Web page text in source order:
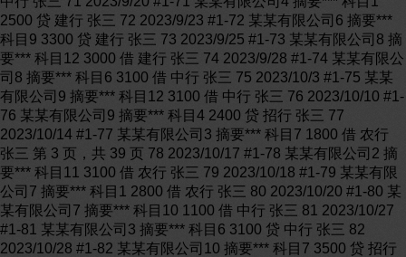
2500 贷 建行 张三 72 2023/9/23 #1-72 某某有限公司6 摘要***
科目9 3300 贷 建行 张三 73 2023/9/25 #1-73 某某有限公司8 摘
要*** 科目12 3000 借 建行 张三 74 2023/9/28 #1-74 某某有限公
司8 摘要*** 科目6 3100 借 中行 张三 75 2023/10/3 #1-75 某某
有限公司9 摘要*** 科目12 3100 借 中行 张三 76 2023/10/10 #1-
76 某某有限公司9 摘要*** 科目4 2400 贷 招行 张三 77
2023/10/14 #1-77 某某有限公司3 摘要*** 科目7 1800 借 农行
张三 第 3 页，共 39 页 78 2023/10/17 #1-78 某某有限公司2 摘
要*** 科目11 3100 借 农行 张三 79 2023/10/18 #1-79 某某有限
公司7 摘要*** 科目1 2800 借 农行 张三 80 2023/10/20 #1-80 某
某有限公司7 摘要*** 科目10 1100 借 中行 张三 81 2023/10/27
#1-81 某某有限公司3 摘要*** 科目6 3100 贷 中行 张三 82
2023/10/28 #1-82 某某有限公司10 摘要*** 科目7 3500 贷 招行